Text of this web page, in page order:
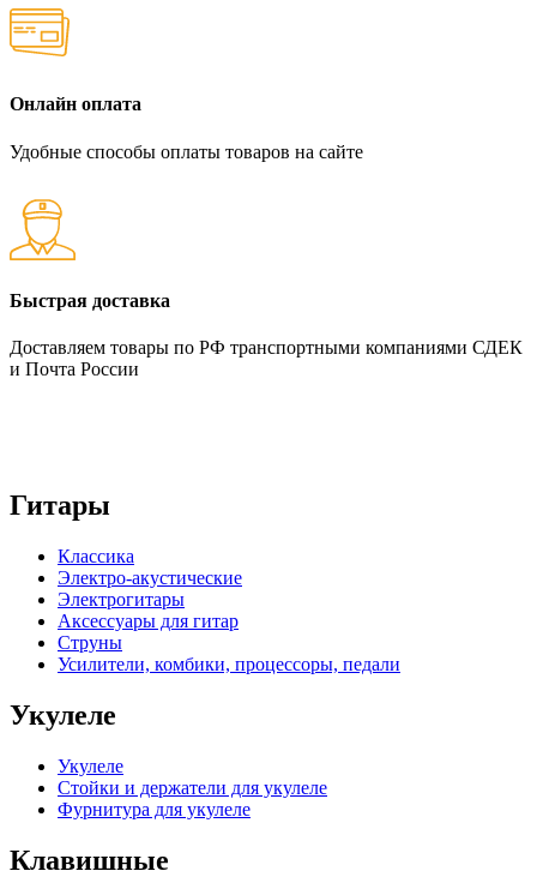
Онлайн оплата
Удобные способы оплаты товаров на сайте
Быстрая доставка
Доставляем товары по РФ транспортными компаниями СДЕК
и Почта России
Гитары
Классика
Электро-акустические
Электрогитары
Аксессуары для гитар
Струны
Усилители, комбики, процессоры, педали
Укулеле
Укулеле
Стойки и держатели для укулеле
Фурнитура для укулеле
Клавишные